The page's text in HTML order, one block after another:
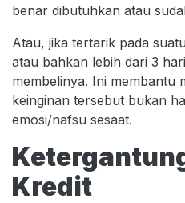
benar dibutuhkan atau
Atau, jika tertarik pada
atau bahkan lebih dari 3
membelinya. Ini membantu
keinginan tersebut bukan
emosi/nafsu sesaat.
Kredit